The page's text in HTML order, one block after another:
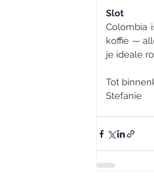
Slot
Colombia
koffie —
je ideale
Tot
Stefanie